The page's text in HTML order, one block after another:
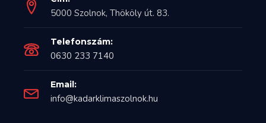
5000 Szolnok, Thököly út. 83.
Telefonszám:
0630 233 7140
Email:
info@kadarklimaszolnok.hu